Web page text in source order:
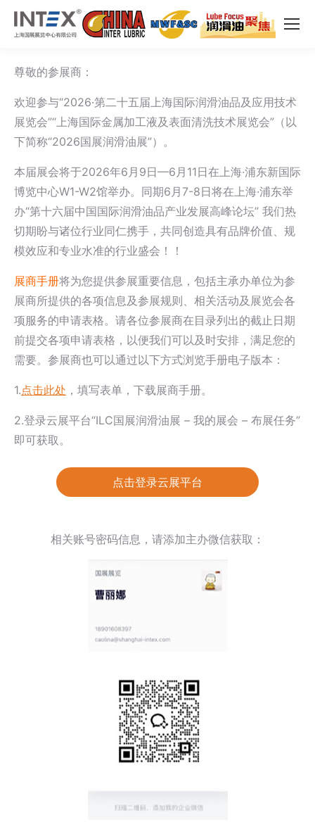
尊敬的参展商：
欢迎参与“2026·第二十五届上海国际润滑油品及应用技术
展览会”“上海国际金属加工液及表面清洗技术展览会”（以
下简称“2026国展润滑油展”）。
本届展会将于2026年6月9日—6月11日在上海·浦东新国际
博览中心W1-W2馆举办。同期6月7-8日将在上海·浦东举
办“第十六届中国国际润滑油品产业发展高峰论坛” 我们热
切期盼与诸位行业同仁携手，共同创造具有品牌价值、规
模效应和专业水准的行业盛会！！
展商手册将为您提供参展重要信息，包括主承办单位为参
展商所提供的各项信息及参展规则、相关活动及展览会各
项服务的申请表格。请各位参展商在目录列出的截止日期
前提交各项申请表格，以便我们可以及时安排，满足您的
需要。参展商也可以通过以下方式浏览手册电子版本：
1.点击此处 ，填写表单，下载展商手册。
2.登录云展平台“ILC国展润滑油展 – 我的展会 – 布展任务”
即可获取。
点击登录云展平台
相关账号密码信息，请添加主办微信获取：